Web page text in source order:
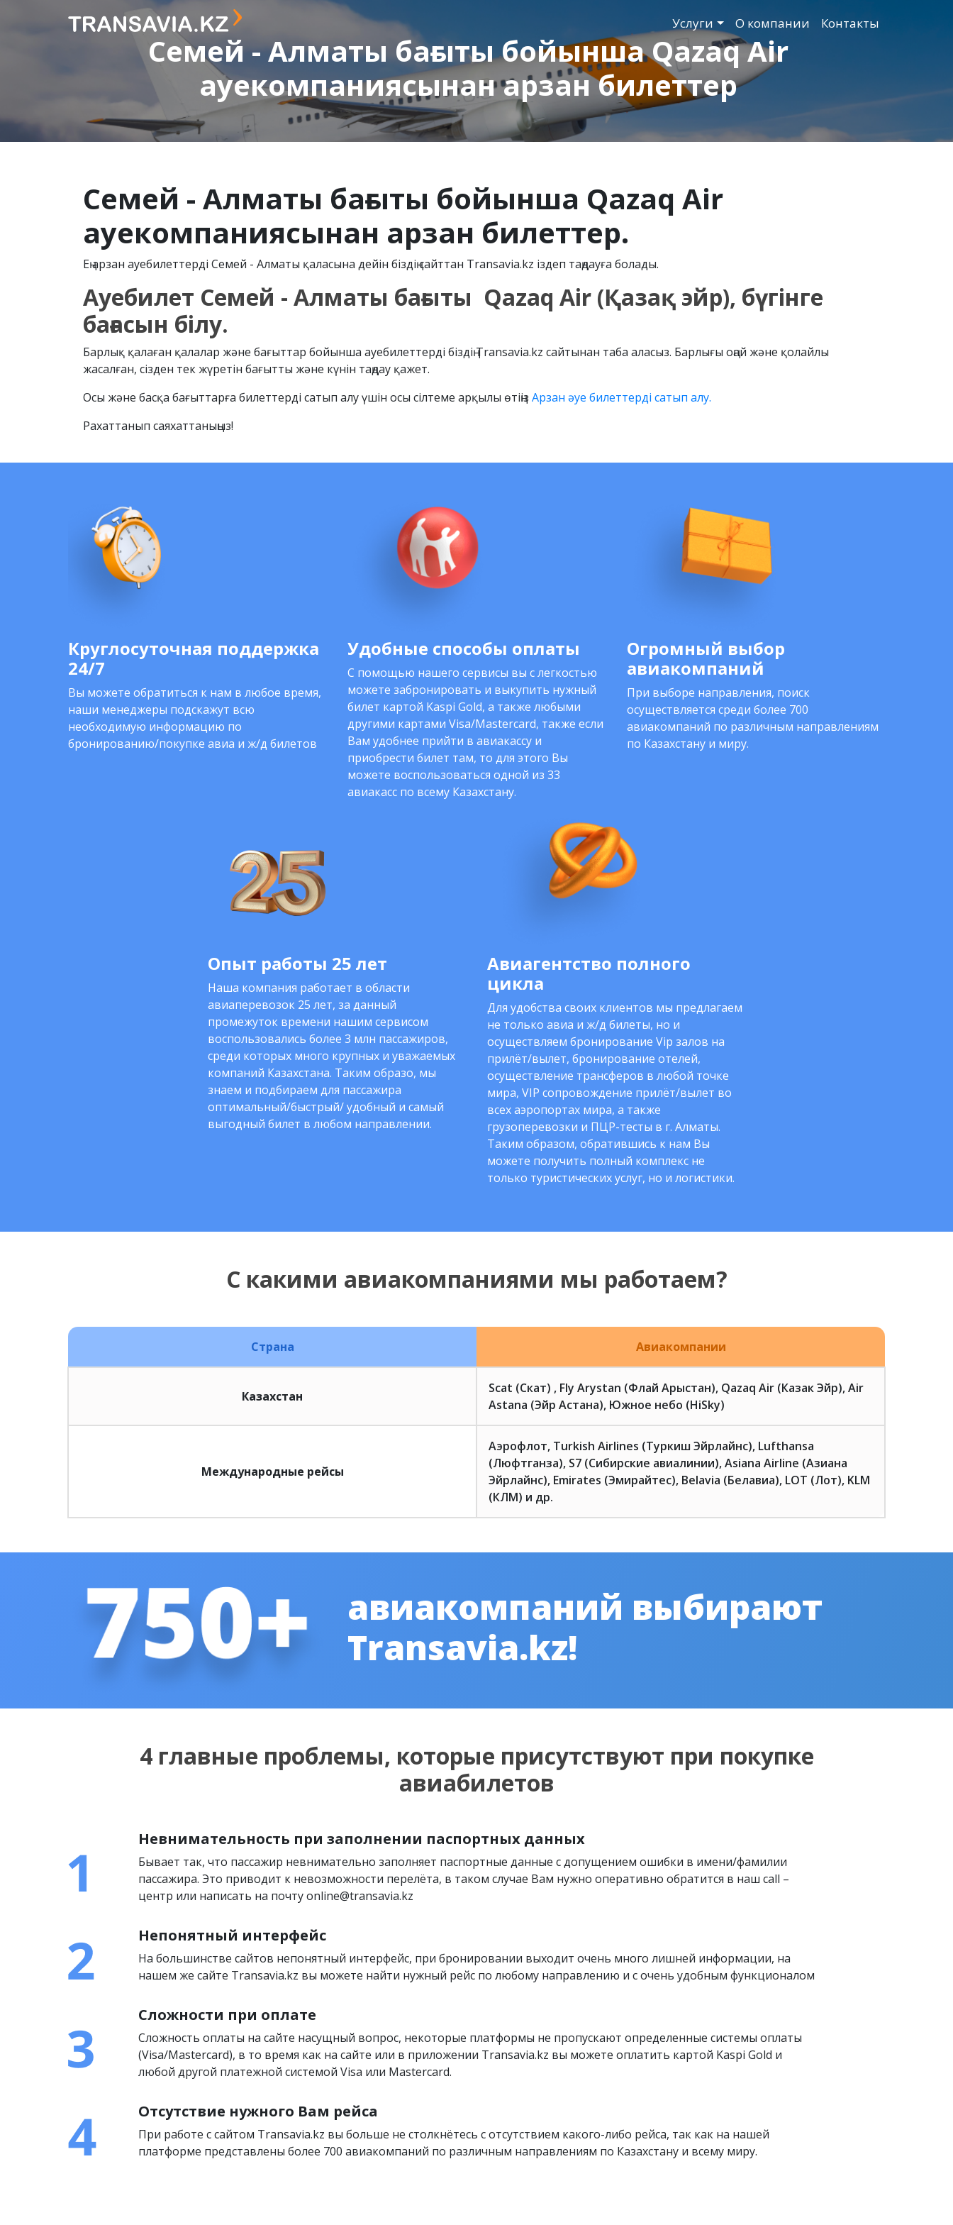
Услуги О компании Контакты
Семей - Алматы бағыты бойынша Qazaq Air
ауекомпаниясынан арзан билеттер
Семей - Алматы бағыты бойынша Qazaq Air
ауекомпаниясынан арзан билеттер.
Ең арзан ауебилеттерді Семей - Алматы қаласына дейін біздің сайттан Transavia.kz іздеп таңдауға болады.
Ауебилет Семей - Алматы бағыты Qazaq Air (Қазақ эйр), бүгінге
бағасын білу.
Барлық қалаған қалалар және бағыттар бойынша ауебилеттерді біздің Transavia.kz сайтынан таба аласыз. Барлығы оңай және қолайлы
жасалған, сізден тек жүретін бағытты және күнін таңдау қажет.
Осы және басқа бағыттарға билеттерді сатып алу үшін осы сілтеме арқылы өтіңіз Арзан әуе билеттерді сатып алу.
Рахаттанып саяхаттаныңыз!
Круглосуточная поддержка
24/7
Вы можете обратиться к нам в любое время,
наши менеджеры подскажут всю
необходимую информацию по
бронированию/покупке авиа и ж/д билетов
Удобные способы оплаты
С помощью нашего сервисы вы с легкостью
можете забронировать и выкупить нужный
билет картой Kaspi Gold, а также любыми
другими картами Visa/Mastercard, также если
Вам удобнее прийти в авиакассу и
приобрести билет там, то для этого Вы
можете воспользоваться одной из 33
авиакасс по всему Казахстану.
Огромный выбор
авиакомпаний
При выборе направления, поиск
осуществляется среди более 700
авиакомпаний по различным направлениям
по Казахстану и миру.
Опыт работы 25 лет
Наша компания работает в области
авиаперевозок 25 лет, за данный
промежуток времени нашим сервисом
воспользовались более 3 млн пассажиров,
среди которых много крупных и уважаемых
компаний Казахстана. Таким образо, мы
знаем и подбираем для пассажира
оптимальный/быстрый/ удобный и самый
выгодный билет в любом направлении.
Авиагентство полного
цикла
Для удобства своих клиентов мы предлагаем
не только авиа и ж/д билеты, но и
осуществляем бронирование Vip залов на
прилёт/вылет, бронирование отелей,
осуществление трансферов в любой точке
мира, VIP сопровождение прилёт/вылет во
всех аэропортах мира, а также
грузоперевозки и ПЦР-тесты в г. Алматы.
Таким образом, обратившись к нам Вы
можете получить полный комплекс не
только туристических услуг, но и логистики.
С какими авиакомпаниями мы работаем?
Страна Авиакомпании
Казахстан
Scat (Скат) , Fly Arystan (Флай Арыстан), Qazaq Air (Казак Эйр), Air
Astana (Эйр Астана), Южное небо (HiSky)
Международные рейсы
Аэрофлот, Turkish Airlines (Туркиш Эйрлайнс), Lufthansa
(Люфтганза), S7 (Сибирские авиалинии), Asiana Airline (Азиана
Эйрлайнс), Emirates (Эмирайтес), Belavia (Белавиа), LOT (Лот), KLM
(КЛМ) и др.
авиакомпаний выбирают
Transavia.kz!
4 главные проблемы, которые присутствуют при покупке
авиабилетов
Невнимательность при заполнении паспортных данных
Бывает так, что пассажир невнимательно заполняет паспортные данные с допущением ошибки в имени/фамилии
пассажира. Это приводит к невозможности перелёта, в таком случае Вам нужно оперативно обратится в наш call –
центр или написать на почту online@transavia.kz
Непонятный интерфейс
На большинстве сайтов непонятный интерфейс, при бронировании выходит очень много лишней информации, на
нашем же сайте Transavia.kz вы можете найти нужный рейс по любому направлению и с очень удобным функционалом
Сложности при оплате
Сложность оплаты на сайте насущный вопрос, некоторые платформы не пропускают определенные системы оплаты
(Visa/Mastercard), в то время как на сайте или в приложении Transavia.kz вы можете оплатить картой Kaspi Gold и
любой другой платежной системой Visa или Mastercard.
Отсутствие нужного Вам рейса
При работе с сайтом Transavia.kz вы больше не столкнётесь с отсутствием какого-либо рейса, так как на нашей
платформе представлены более 700 авиакомпаний по различным направлениям по Казахстану и всему миру.